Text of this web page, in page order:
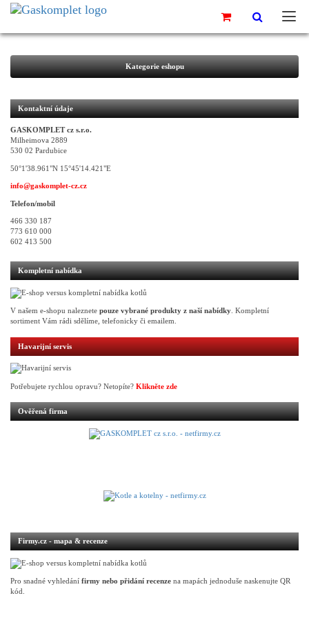
Kategorie eshopu
Kontaktní údaje
GASKOMPLET cz s.r.o.
Milheimova 2889
530 02 Pardubice
50°1'38.961"N 15°45'14.421"E
info@gaskomplet-cz.cz
Telefon/mobil
466 330 187
773 610 000
602 413 500
Kompletní nabídka
V našem e-shopu naleznete pouze vybrané produkty z naší nabídky . Kompletní
sortiment Vám rádi sdělíme, telefonicky či emailem.
Havarijní servis
Potřebujete rychlou opravu? Netopíte? Klikněte zde
Ověřená firma
Firmy.cz - mapa & recenze
Pro snadné vyhledání firmy nebo přidání recenze na mapách jednoduše naskenujte QR
kód.